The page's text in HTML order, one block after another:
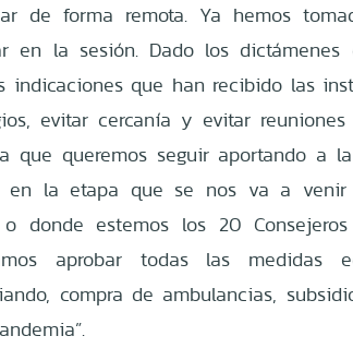
de forma remota. Ya hemos
en la sesión. Dado los
indicaciones que han recibido las
evitar cercanía y evitar
que queremos seguir aportando a
en la etapa que se nos va a venir
o donde estemos los 20
aprobar todas las medidas
compra de ambulancias,